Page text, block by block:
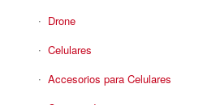
Drone
Celulares
Accesorios para Celulares